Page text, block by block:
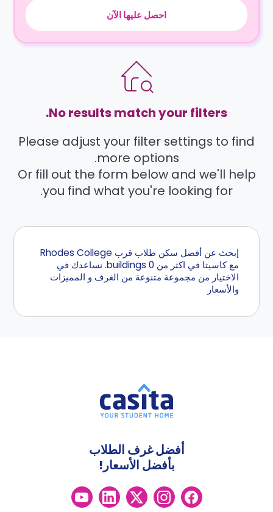
احصل عليها الآن
No results match your filters.
Please adjust your filter settings to find
more options.
Or fill out the form below and we'll help
you find what you're looking for.
إبحث عن أفضل سكن طلاب قرب Rhodes College
مع كاسيتا في اكثر من 0 buildings. نساعدك في
الاختيار من مجموعة متنوعة من الغرف و المميزات
والأسعار
أفضل غرف الطلاب
بأفضل الأسعار!